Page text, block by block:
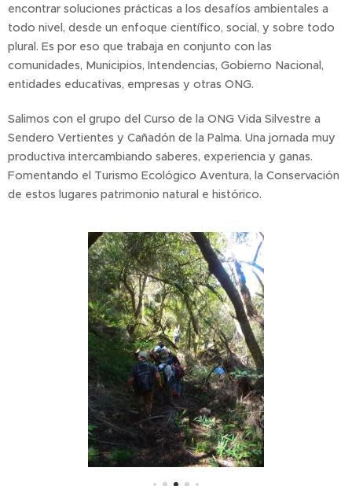
encontrar soluciones prácticas a los desafíos ambientales a
todo nivel, desde un enfoque científico, social, y sobre todo
plural. Es por eso que trabaja en conjunto con las
comunidades, Municipios, Intendencias, Gobierno Nacional,
entidades educativas, empresas y otras ONG.
Salimos con el grupo del Curso de la ONG Vida Silvestre a
Sendero Vertientes y Cañadón de la Palma. Una jornada muy
productiva intercambiando saberes, experiencia y ganas.
Fomentando el Turismo Ecológico Aventura, la Conservación
de estos lugares patrimonio natural e histórico.